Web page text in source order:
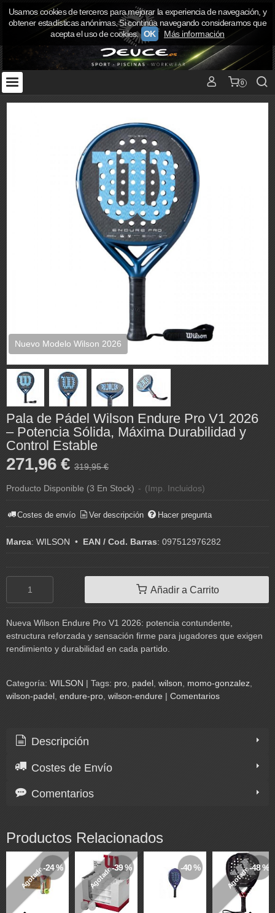
0
Nuevo Modelo Wilson 2026
Pala de Pádel Wilson Endure Pro V1 2026
– Potencia Sólida, Máxima Durabilidad y
Control Estable
271,96 € 319,95 €
Producto Disponible (3 En Stock) - (Imp. Incluidos)
Costes de envío Ver descripción Hacer pregunta
Marca: WILSON • EAN / Cod. Barras: 097512976282
Añadir a Carrito
Nueva Wilson Endure Pro V1 2026: potencia contundente,
estructura reforzada y sensación firme para jugadores que exigen
rendimiento y durabilidad en cada partido.
Categoría: WILSON | Tags: pro padel wilson
momo-gonzalez
wilson-padel endure-pro wilson-endure | Comentarios
Descripción
Costes de Envío
Comentarios
Productos Relacionados
Agotado-24 % Agotado-39 % -40 % Agotado-48 %
Usamos cookies de terceros para mejorar la experiencia de navegación, y
obtener estadísticas anónimas. Si continúa navegando consideramos que
acepta el uso de cookies. OK Más información